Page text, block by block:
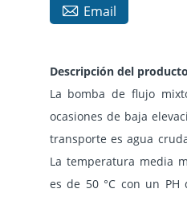
 Email
Descripción del producto
La bomba de flujo
ocasiones de baja
transporte es agua
La temperatura media
es de 50 °C con un PH